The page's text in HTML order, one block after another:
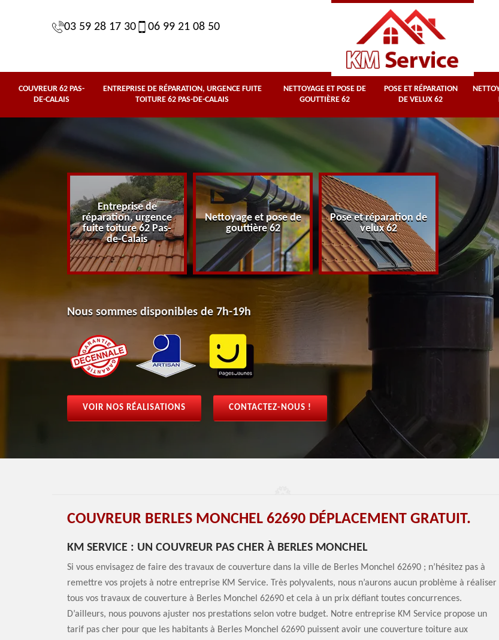
03 59 28 17 30 06 99 21 08 50
COUVREUR 62 PAS-
DE-CALAIS
ENTREPRISE DE RÉPARATION, URGENCE FUITE
TOITURE 62 PAS-DE-CALAIS
NETTOYAGE ET POSE DE
GOUTTIÈRE 62
POSE ET RÉPARATION
DE VELUX 62
Entreprise de
réparation, urgence
fuite toiture 62 Pas-
de-Calais
Nettoyage et pose de
gouttière 62
Pose et réparation de
velux 62
Nous sommes disponibles de 7h-19h
VOIR NOS RÉALISATIONS CONTACTEZ-NOUS !
COUVREUR BERLES MONCHEL 62690 DÉPLACEMENT GRATUIT.
KM SERVICE : UN COUVREUR PAS CHER À BERLES MONCHEL
Si vous envisagez de faire des travaux de couverture dans la ville de Berles Monchel 62690 ; n’hésitez pas à
remettre vos projets à notre entreprise KM Service. Très polyvalents, nous n’aurons aucun problème à réaliser
tous vos travaux de couverture à Berles Monchel 62690 et cela à un prix défiant toutes concurrences.
D’ailleurs, nous pouvons ajuster nos prestations selon votre budget. Notre entreprise KM Service propose un
tarif pas cher pour que les habitants à Berles Monchel 62690 puissent avoir une couverture toiture aux